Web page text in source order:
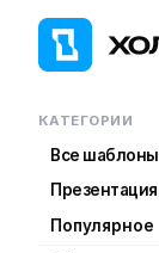
КАТЕГОРИИ
Все шаблоны
Презентация
Популярное